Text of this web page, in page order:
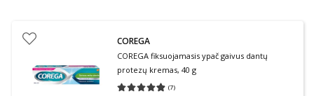
COREGA
COREGA fiksuojamasis ypač gaivus dantų
protezų kremas, 40 g
(7)
Vidutinis įvertinimas 4.86